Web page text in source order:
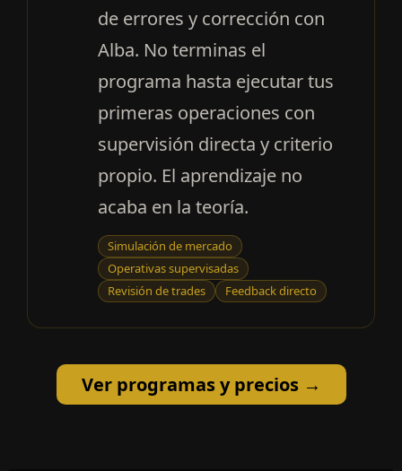
de errores y corrección con
Alba. No terminas el
programa hasta ejecutar tus
primeras operaciones con
supervisión directa y criterio
propio. El aprendizaje no
acaba en la teoría.
Simulación de mercado
Operativas supervisadas
Revisión de trades
Feedback directo
Ver programas y precios →